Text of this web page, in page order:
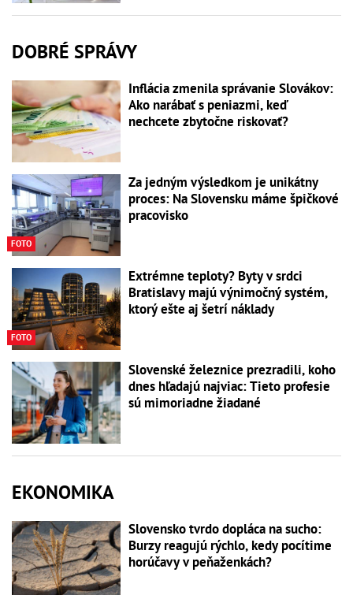
DOBRÉ SPRÁVY
Inflácia zmenila správanie Slovákov:
Ako narábať s peniazmi, keď
nechcete zbytočne riskovať?
FOTO
Za jedným výsledkom je unikátny
proces: Na Slovensku máme špičkové
pracovisko
FOTO
Extrémne teploty? Byty v srdci
Bratislavy majú výnimočný systém,
ktorý ešte aj šetrí náklady
Slovenské železnice prezradili, koho
dnes hľadajú najviac: Tieto profesie
sú mimoriadne žiadané
EKONOMIKA
Slovensko tvrdo dopláca na sucho:
Burzy reagujú rýchlo, kedy pocítime
horúčavy v peňaženkách?